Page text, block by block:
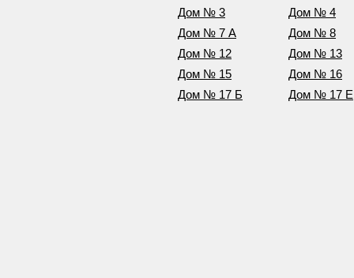
Дом № 3
Дом № 4
Дом № 7 А
Дом № 8
Дом № 12
Дом № 13
Дом № 15
Дом № 16
Дом № 17 Б
Дом № 17 Е